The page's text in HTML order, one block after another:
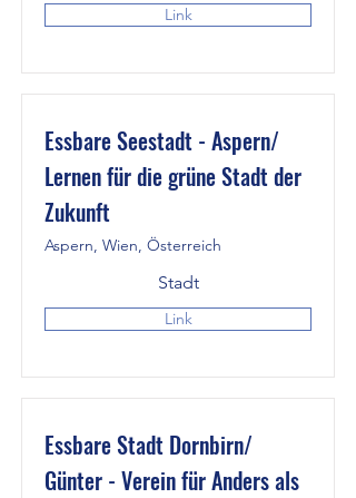
Link
Essbare Seestadt - Aspern/
Lernen für die grüne Stadt der
Zukunft
Aspern, Wien, Österreich
Stadt
Link
Essbare Stadt Dornbirn/
Günter - Verein für Anders als